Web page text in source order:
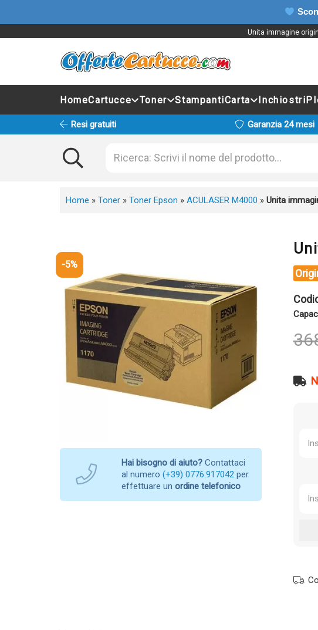
Unita immagine
HomeCartucce Toner StampantiCarta Inchiostri
Resi gratuiti Garanzia 24 mesi
Home » Toner » Toner Epson » ACULASER M4000 » Unita
-5%
Hai bisogno di aiuto? Contattaci
al numero (+39) 0776.917042 per
effettuare un ordine telefonico